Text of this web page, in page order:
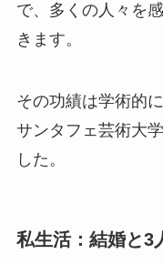
で、多くの人々を
きます。
その功績は学術的
サンタフェ芸術大
した。
私生活：結婚と3